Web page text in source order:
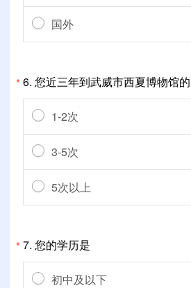
国外
*6. 您近三年到武威市西夏博物馆
1-2次
3-5次
5次以上
*7. 您的学历是
初中及以下